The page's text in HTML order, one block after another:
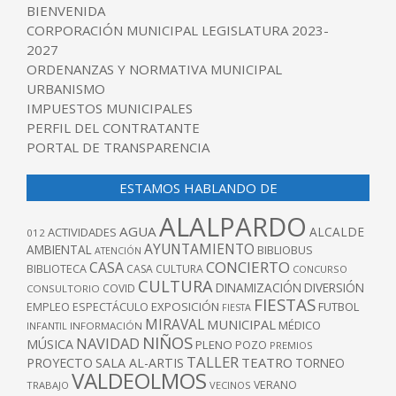
BIENVENIDA
CORPORACIÓN MUNICIPAL LEGISLATURA 2023-
2027
ORDENANZAS Y NORMATIVA MUNICIPAL
URBANISMO
IMPUESTOS MUNICIPALES
PERFIL DEL CONTRATANTE
PORTAL DE TRANSPARENCIA
ESTAMOS HABLANDO DE
012 ACTIVIDADES AGUA ALALPARDO ALCALDE
AMBIENTAL ATENCIÓN AYUNTAMIENTO BIBLIOBUS
BIBLIOTECACASA CASA CULTURACONCIERTO CONCURSO
CONSULTORIO COVID CULTURA DINAMIZACIÓN DIVERSIÓN
EMPLEO ESPECTÁCULO EXPOSICIÓN FIESTA FIESTAS FUTBOL
INFANTIL INFORMACIÓN MIRAVAL MUNICIPAL MÉDICO
MÚSICA NAVIDAD NIÑOS PLENO POZO PREMIOS
PROYECTO SALA AL-ARTIS TALLER TEATRO TORNEO
TRABAJO VALDEOLMOS VECINOS VERANO